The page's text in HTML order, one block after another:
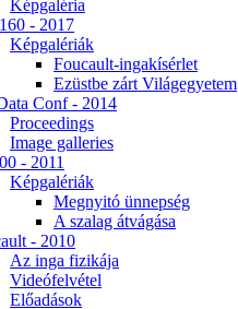
Kép­ga­lé­ria
- 2017
Kép­ga­lé­ri­ák
Fo­u­ca­ult-in­ga­kí­sér­let
Ezüst­be zárt Vi­lág­egye­tem
Conf - 2014
Pro­ce­e­dings
Image gal­le­ri­es
- 2011
Kép­ga­lé­ri­ák
Meg­nyi­tó ün­nep­ség
A sza­lag át­vá­gá­sa
- 2010
Az in­ga fi­zi­ká­ja
Vi­de­ó­fel­vé­tel
Elő­adá­sok